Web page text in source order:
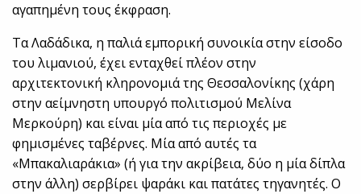
αγαπημένη τους έκφραση.
Τα Λαδάδικα, η παλιά εμπορική συνοικία στην είσοδο
του λιμανιού, έχει ενταχθεί πλέον στην
αρχιτεκτονική κληρονομιά της Θεσσαλονίκης (χάρη
στην αείμνηστη υπουργό πολιτισμού Μελίνα
Μερκούρη) και είναι μία από τις περιοχές με
φημισμένες ταβέρνες. Μία από αυτές τα
«Μπακαλιαράκια» (ή για την ακρίβεια, δύο η μία δίπλα
στην άλλη) σερβίρει ψαράκι και πατάτες τηγανητές. Ο